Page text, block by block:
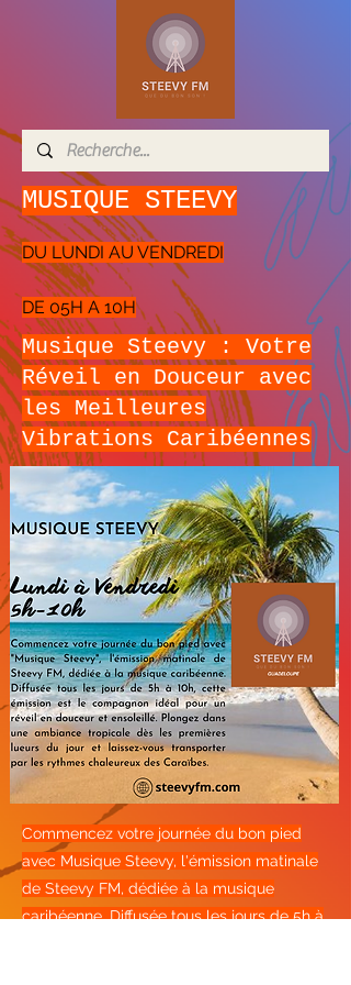
MUSIQUE STEEVY
DU LUNDI AU VENDREDI
DE 05H A 10H
Musique Steevy : Votre
Réveil en Douceur avec
les Meilleures
Vibrations Caribéennes
Commencez votre journée du bon pied
avec Musique Steevy, l'émission matinale
de Steevy FM, dédiée à la musique
caribéenne. Diffusée tous les jours de 5h à